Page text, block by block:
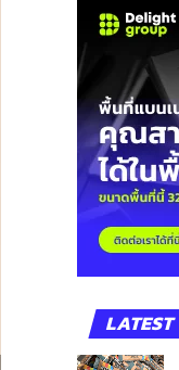
LATEST